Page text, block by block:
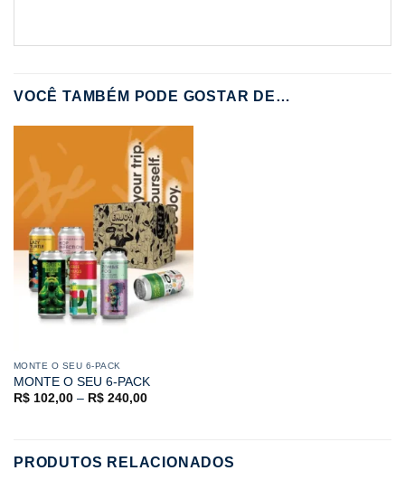
VOCÊ TAMBÉM PODE GOSTAR DE…
MONTE O SEU 6-PACK
MONTE O SEU 6-PACK
R$102,00– R$240,00
PRODUTOS RELACIONADOS